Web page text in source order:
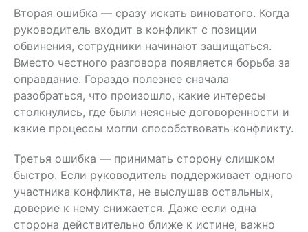
Вторая ошибка — сразу искать виноватого. Когда
руководитель входит в конфликт с позиции
обвинения, сотрудники начинают защищаться.
Вместо честного разговора появляется борьба за
оправдание. Гораздо полезнее сначала
разобраться, что произошло, какие интересы
столкнулись, где были неясные договоренности и
какие процессы могли способствовать конфликту.
Третья ошибка — принимать сторону слишком
быстро. Если руководитель поддерживает одного
участника конфликта, не выслушав остальных,
доверие к нему снижается. Даже если одна
сторона действительно ближе к истине, важно